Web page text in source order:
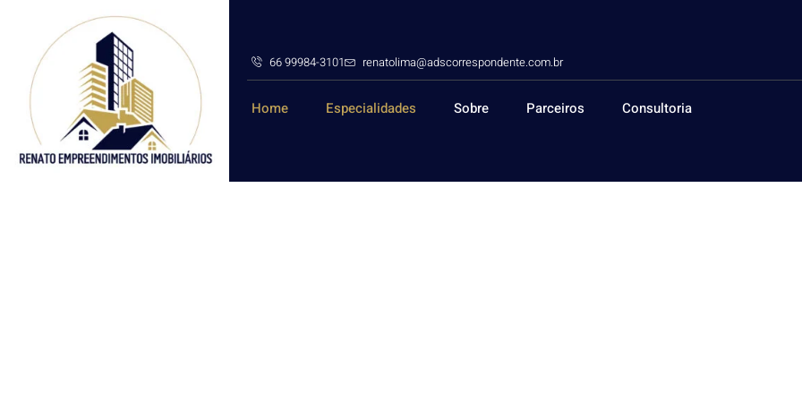
66 99984-3101 renatolima@adscorrespondente.com.br
Home Especialidades Sobre Parceiros Consultoria